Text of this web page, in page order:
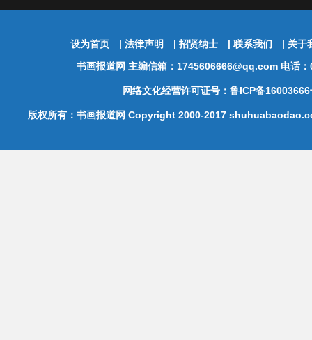
设为首页 | 法律声明 | 招贤纳士 | 联系我们 | 关于
书画报道网 主编信箱：1745606666@qq.com 电话
网络文化经营许可证号：鲁ICP备
版权所有：书画报道网 Copyright 2000-2017